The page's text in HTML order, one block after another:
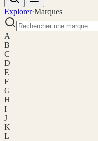
Explorer·Marques
A
B
C
D
E
F
G
H
I
J
K
L